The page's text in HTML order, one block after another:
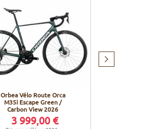
Orbea Vélo Route Orca
M35i Escape Green /
Carbon View 2026
3 999,00 €
suivant